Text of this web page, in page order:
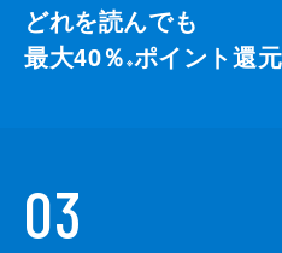
どれを読んでも
最大40％ ※ポイント還元
03